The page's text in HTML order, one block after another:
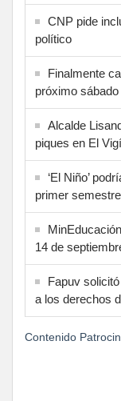
CNP pide
político
Finalmente
próximo sábado
Alcalde
piques en El
‘El Niño’
primer
14 de
Fapuv
a los derechos
Contenido